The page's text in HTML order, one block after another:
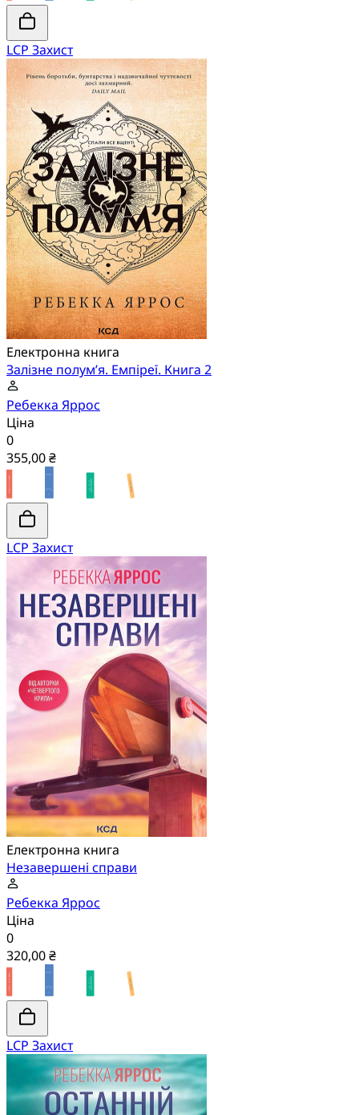
LCP Захист
Електронна книга
Залізне полум’я. Емпіреї. Книга 2
Ребекка Яррос
Ціна
0
355,00 ₴
LCP Захист
Електронна книга
Незавершені справи
Ребекка Яррос
Ціна
0
320,00 ₴
LCP Захист